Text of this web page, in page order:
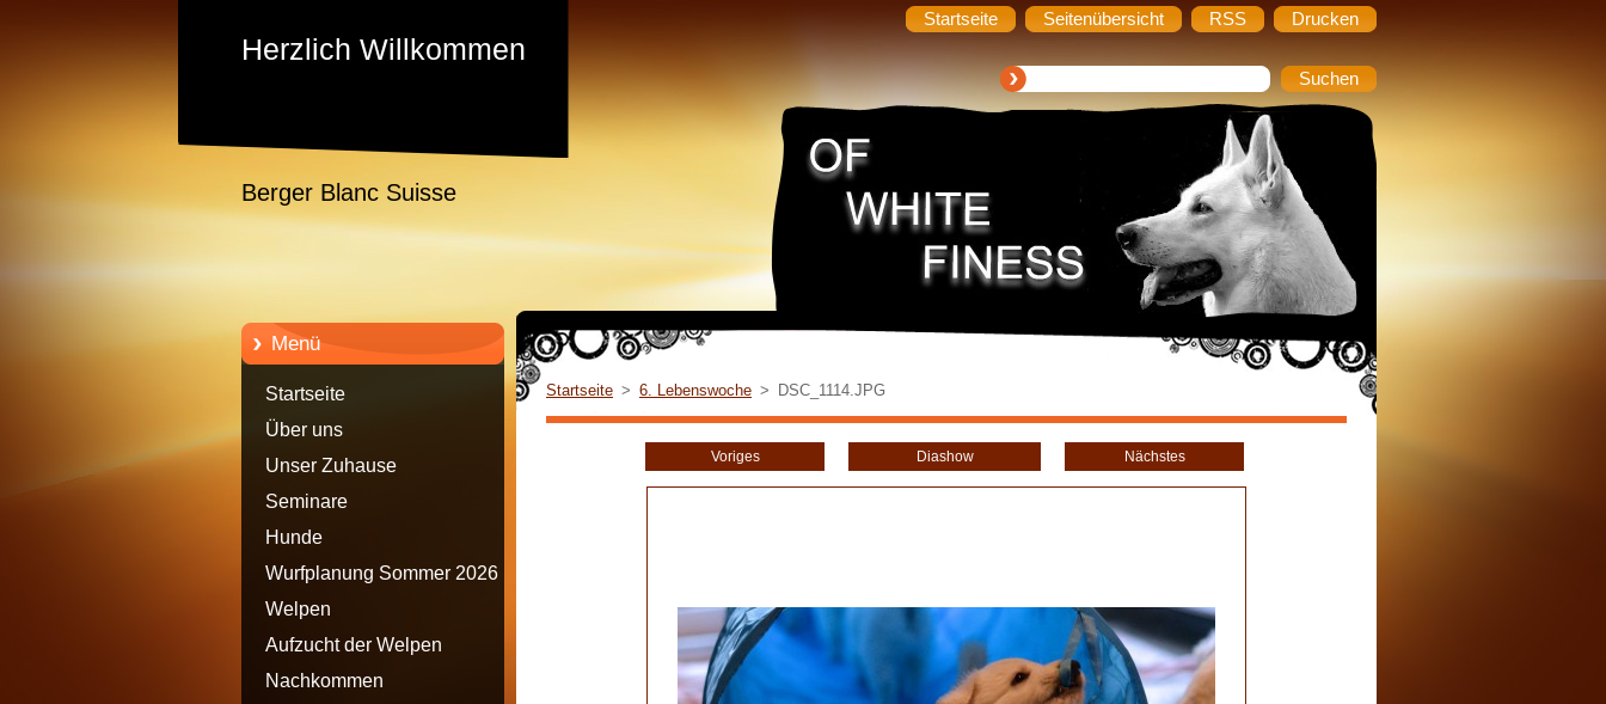
Startseite Seitenübersicht RSS Drucken
Herzlich Willkommen
Berger Blanc Suisse
Menü
Startseite
Über uns
Unser Zuhause
Seminare
Hunde
Wurfplanung Sommer 2026
Welpen
Aufzucht der Welpen
Nachkommen
Startseite > 6. Lebenswoche > DSC_1114.JPG
Voriges Diashow Nächstes